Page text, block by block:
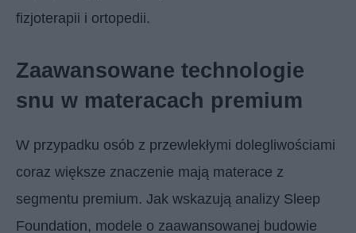
fizjoterapii i ortopedii.
Zaawansowane technologie
snu w materacach premium
W przypadku osób z przewlekłymi dolegliwościami
coraz większe znaczenie mają materace z
segmentu premium. Jak wskazują analizy Sleep
Foundation, modele o zaawansowanej budowie